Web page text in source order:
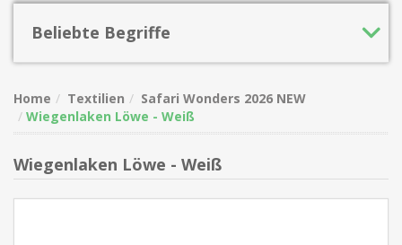
Beliebte Begriffe
Home Textilien
Safari Wonders 2026 NEW
Wiegenlaken Löwe - Weiß
Wiegenlaken Löwe - Weiß